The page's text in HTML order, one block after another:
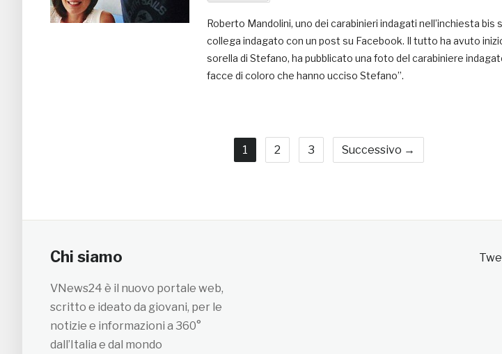
Roberto Mandolini, uno dei carabinieri indagati nell’inchiesta bis
collega indagato con un post su Facebook. Il tutto ha avuto
sorella di Stefano, ha pubblicato una foto del carabiniere
facce di coloro che hanno ucciso Stefano”.
1 2 3 Successivo →
Chi siamo
VNews24 è il nuovo portale web,
scritto e ideato da giovani, per le
notizie e informazioni a 360°
dall’Italia e dal mondo